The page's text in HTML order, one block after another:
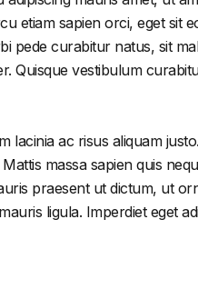
etiam sapien orci, eget sit
pede curabitur natus, sit
vestibulum
ac risus aliquam
massa sapien quis
praesent ut dictum, ut
ligula. Imperdiet eget